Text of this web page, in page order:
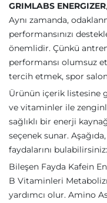
GRIMLABS ENERGIZER
Aynı zamanda,
performansınızı
önemlidir. Çünkü
performansı olumsuz
tercih etmek, spor
Ürünün içerik listesine
ve vitaminler ile
sağlıklı bir enerji
seçenek sunar.
faydalarını bulabilirsiniz:
Bileşen Fayda Kafein
B Vitaminleri
yardımcı olur. Amino